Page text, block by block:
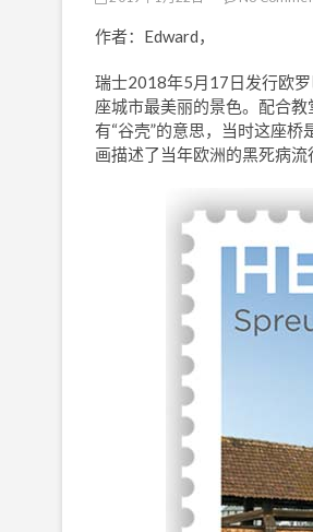
作者：Edward，
瑞士2018年5月17日发行欧
座城市最美丽的景色。配合
有“谷壳”的意思，当时这座
画描述了当年欧洲的黑死病